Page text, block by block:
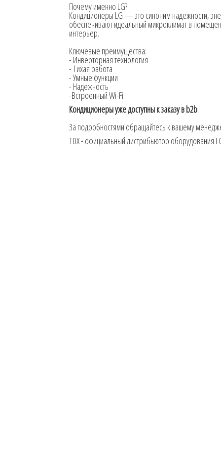
Почему именно LG?
Кондиционеры LG — это синоним надежности,
обеспечивают идеальный микроклимат в
интерьер.
Ключевые преимущества:
- Инверторная технология
- Тихая работа
- Умные функции
- Надежность
-Встроенный Wi-Fi
Кондиционеры уже доступны к заказу в b2b
За подробностями обращайтесь к вашему
TDX - официальный дистрибьютор оборудования